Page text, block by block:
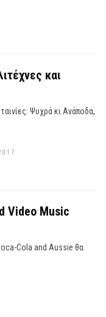
και
Ψυχρά κι Ανάποδα,
Video Music
Cola and Aussie θα